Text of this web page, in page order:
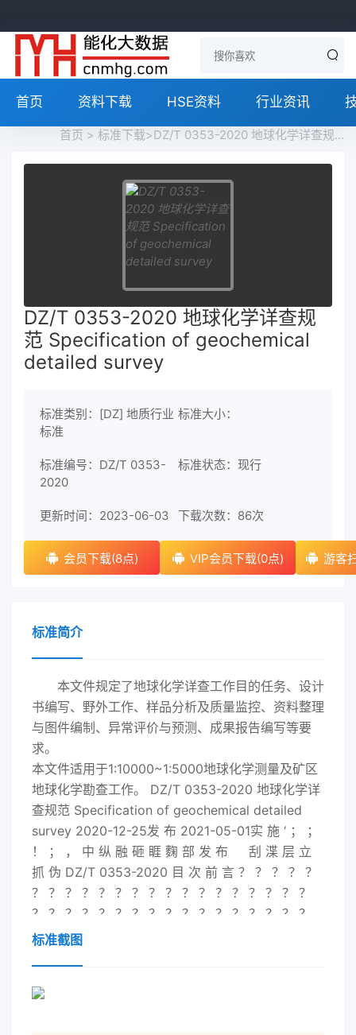
首页 资料下载 HSE资料 行业资讯
首页 > 标准下载>DZ/T 0353-2020 地球化学详查规范 Specification of geochemical detailed survey免费下载
DZ/T 0353-2020 地球化学详查规
范 Specification of geochemical
detailed survey
标准类别：[DZ] 地质行业
标准
标准大小：
标准编号：DZ/T 0353-
2020
标准状态：现行
更新时间：2023-06-03 下载次数： 86次
会员下载(8点) VIP会员下载(0点) 游客
标准简介
本文件规定了地球化学详查工作目的任务、设计
书编写、野外工作、样品分析及质量监控、资料整理
与图件编制、异常评价与预测、成果报告编写等要
求。
本文件适用于1:10000~1:5000地球化学测量及矿区
地球化学勘查工作。 DZ/T 0353-2020 地球化学详
查规范 Specification of geochemical detailed
survey 2020-12-25发 布 2021-05-01实 施 ‘ ； ；
！ ； ， 中 纵 融 砸 睚 麴 部 发 布 刮 渫 层 立
抓 伪 DZ/T 0353-2020 目 次 前 言 ？ ？ ？ ？ ？
？ ？ ？ ？ ？ ？ ？ ？ ？ ？ ？ ？ ？ ？ ？ ？ ？
？ ？ ？ ？ ？ ？ ？ ？ ？ ？ ？ ？ ？ ？ ？ ？ ？
？ ？ 皿 1范 围
标准截图